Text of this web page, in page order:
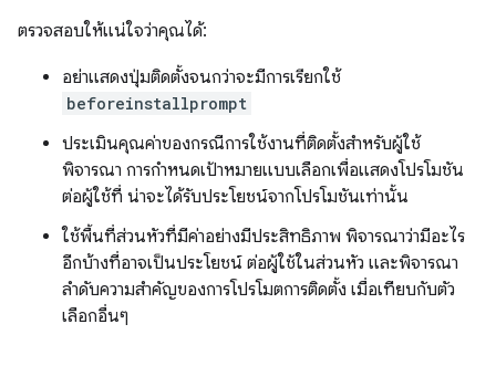
ตรวจสอบให้แน่ใจว่าคุณได้:
อย่าแสดงปุ่มติดตั้งจนกว่าจะมีการเรียกใช้
beforeinstallprompt
ประเมินคุณค่าของกรณีการใช้งานที่ติดตั้งสำหรับผู้ใช้
พิจารณา การกำหนดเป้าหมายแบบเลือกเพื่อแสดงโปรโมชัน
ต่อผู้ใช้ที่ น่าจะได้รับประโยชน์จากโปรโมชันเท่านั้น
ใช้พื้นที่ส่วนหัวที่มีค่าอย่างมีประสิทธิภาพ พิจารณาว่ามีอะไร
อีกบ้างที่อาจเป็นประโยชน์ ต่อผู้ใช้ในส่วนหัว และพิจารณา
ลำดับความสำคัญของการโปรโมตการติดตั้ง เมื่อเทียบกับตัว
เลือกอื่นๆ